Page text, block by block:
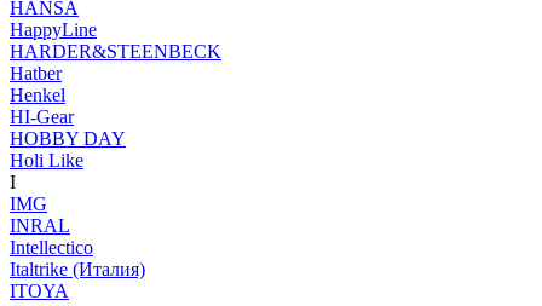
HANSA
HappyLine
HARDER&STEENBECK
Hatber
Henkel
HI-Gear
HOBBY DAY
Holi Like
I
IMG
INRAL
Intellectico
Italtrike (Италия)
ITOYA